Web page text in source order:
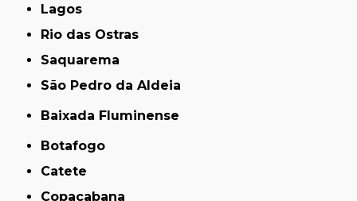
Lagos
Rio das Ostras
Saquarema
São Pedro da Aldeia
Baixada Fluminense
Botafogo
Catete
Copacabana